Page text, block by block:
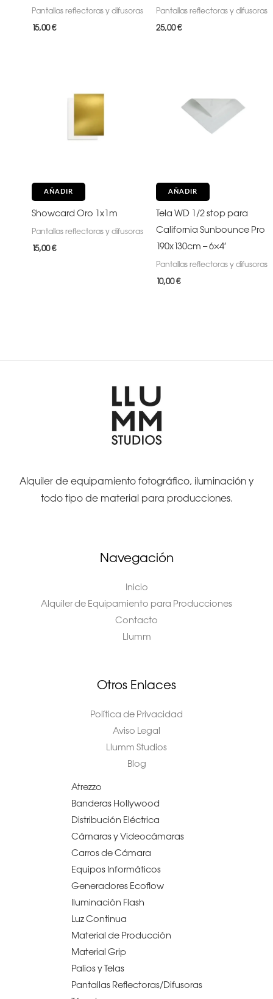
Pantallas reflectoras y difusoras
15,00€
Pantallas reflectoras y difusoras
25,00€
AÑADIR
Showcard Oro 1x1m
Pantallas reflectoras y difusoras
15,00€
AÑADIR
Tela WD 1/2 stop para
California Sunbounce Pro
190x130cm – 6×4′
Pantallas reflectoras y difusoras
10,00€
Alquiler de equipamiento fotográfico, iluminación y
todo tipo de material para producciones.
Navegación
Inicio
Alquiler de Equipamiento para Producciones
Contacto
Llumm
Otros Enlaces
Política de Privacidad
Aviso Legal
Llumm Studios
Blog
Atrezzo
Banderas Hollywood
Distribución Eléctrica
Cámaras y Videocámaras
Carros de Cámara
Equipos Informáticos
Generadores Ecoflow
Iluminación Flash
Luz Continua
Material de Producción
Material Grip
Palios y Telas
Pantallas Reflectoras/Difusoras